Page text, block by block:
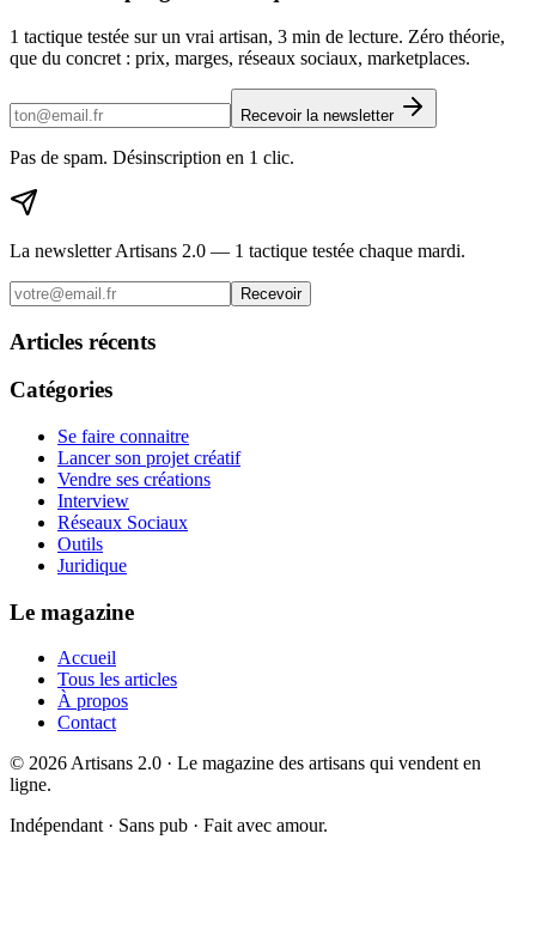
1 tactique testée sur un vrai artisan, 3 min de lecture. Zéro théorie,
que du concret : prix, marges, réseaux sociaux, marketplaces.
Recevoir la newsletter
Pas de spam. Désinscription en 1 clic.
La newsletter Artisans 2.0 — 1 tactique testée chaque mardi.
Recevoir
Articles récents
Catégories
Se faire connaitre
Lancer son projet créatif
Vendre ses créations
Interview
Réseaux Sociaux
Outils
Juridique
Le magazine
Accueil
Tous les articles
À propos
Contact
© 2026Artisans 2.0 · Le magazine des artisans qui vendent en
ligne.
Indépendant · Sans pub · Fait avec amour.